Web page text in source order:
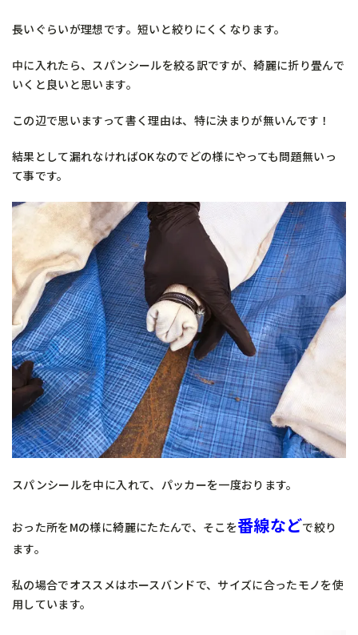
長いぐらいが理想です。短いと絞りにくくなります。
中に入れたら、スパンシールを絞る訳ですが、綺麗に折り畳んで
いくと良いと思います。
この辺で思いますって書く理由は、特に決まりが無いんです！
結果として漏れなければOKなのでどの様にやっても問題無いっ
て事です。
スパンシールを中に入れて、パッカーを一度おります。
おった所をMの様に綺麗にたたんで、そこを番線などで絞り
ます。
私の場合でオススメはホースバンドで、サイズに合ったモノを使
用しています。